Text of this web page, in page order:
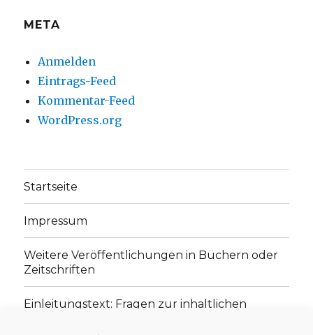
META
Anmelden
Eintrags-Feed
Kommentar-Feed
WordPress.org
Startseite
Impressum
Weitere Veröffentlichungen in Büchern oder
Zeitschriften
Einleitungstext: Fragen zur inhaltlichen